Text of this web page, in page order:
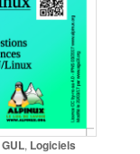
GUL, Logiciels